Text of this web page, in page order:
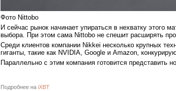
Фото Nittobo
И сейчас рынок начинает упираться в нехватку этого
выбора. При этом сама Nittobo не спешит расширять
Среди клиентов компании Nikkei несколько крупных
гиганты, такие как NVIDIA, Google и Amazon,
Параллельно с этим компания готовится представить
Подробнее на iXBT